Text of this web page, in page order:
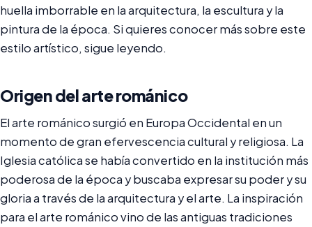
huella imborrable en la arquitectura, la escultura y la
pintura de la época. Si quieres conocer más sobre este
estilo artístico, sigue leyendo.
Origen del arte románico
El arte románico surgió en Europa Occidental en un
momento de gran efervescencia cultural y religiosa. La
Iglesia católica se había convertido en la institución más
poderosa de la época y buscaba expresar su poder y su
gloria a través de la arquitectura y el arte. La inspiración
para el arte románico vino de las antiguas tradiciones